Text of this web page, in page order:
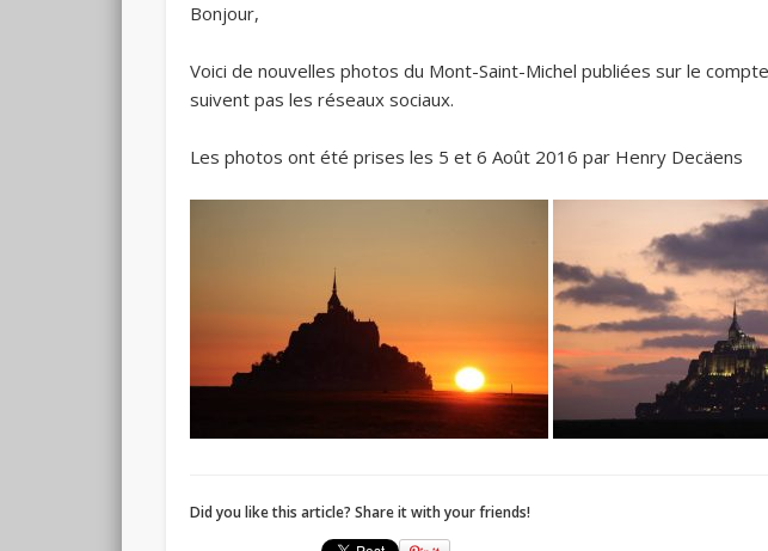
Bonjour,
Voici de nouvelles photos du Mont-Saint-Michel publiées sur le compte
suivent pas les réseaux sociaux.
Les photos ont été prises les 5 et 6 Août 2016 par Henry Decäens
Did you like this article? Share it with your friends!